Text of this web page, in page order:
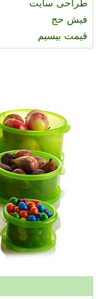
طراحی سایت
فیش حج
قیمت بیسیم